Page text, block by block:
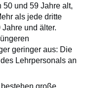
und 59 Jahre alt,
als jede dritte
und älter.
geringer aus: Die
Lehrpersonals an
große